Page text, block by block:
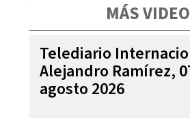
MÁS
Telediario
Alejandro Ramírez,
agosto 2026